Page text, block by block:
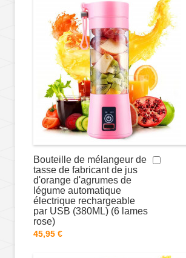
Bouteille de mélangeur de
tasse de fabricant de jus
d'orange d'agrumes de
légume automatique
électrique rechargeable
par USB (380ML) (6 lames
rose)
45,95 €